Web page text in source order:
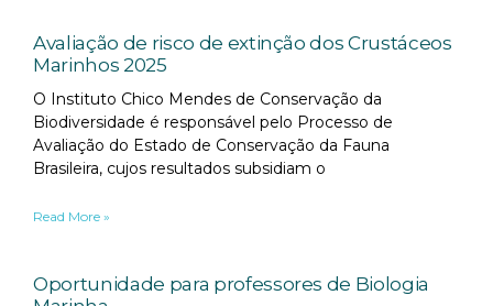
Avaliação de risco de extinção dos Crustáceos
Marinhos 2025
O Instituto Chico Mendes de Conservação da
Biodiversidade é responsável pelo Processo de
Avaliação do Estado de Conservação da Fauna
Brasileira, cujos resultados subsidiam o
Read More »
Oportunidade para professores de Biologia